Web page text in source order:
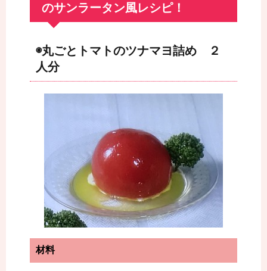
のサンラータン風レシピ！
◉丸ごとトマトのツナマヨ詰め ２
人分
材料